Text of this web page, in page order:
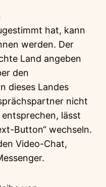
hat, kann
werden. Der
Land angeben
den
dieses Landes
nicht
lässt
Button“ wechseln.
Video-Chat,